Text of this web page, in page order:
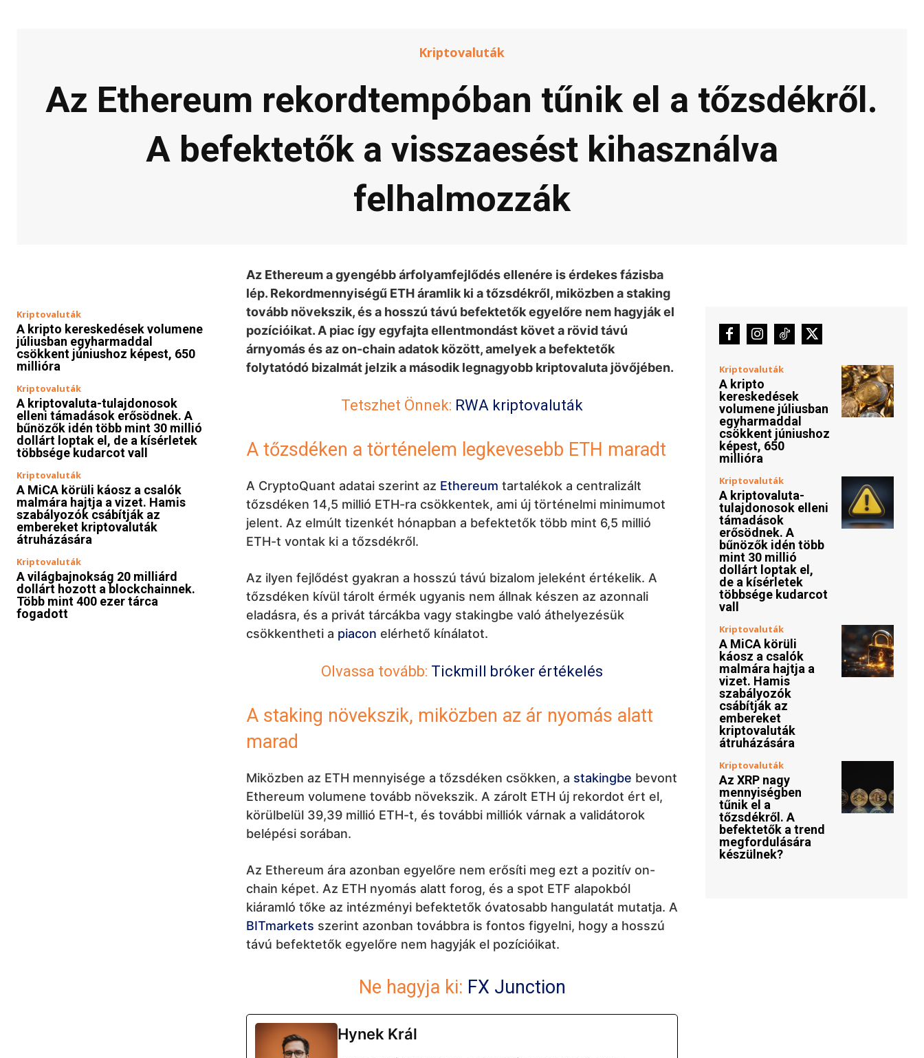
Kriptovaluták
Az Ethereum rekordtempóban tűnik el a tőzsdékről.
A befektetők a visszaesést kihasználva
felhalmozzák
Kriptovaluták
A kripto kereskedések volumene
júliusban egyharmaddal
csökkent júniushoz képest, 650
millióra
Kriptovaluták
A kriptovaluta-tulajdonosok
elleni támadások erősödnek. A
bűnözők idén több mint 30 millió
dollárt loptak el, de a kísérletek
többsége kudarcot vall
Kriptovaluták
A MiCA körüli káosz a csalók
malmára hajtja a vizet. Hamis
szabályozók csábítják az
embereket kriptovaluták
átruházására
Kriptovaluták
A világbajnokság 20 milliárd
dollárt hozott a blockchainnek.
Több mint 400 ezer tárca
fogadott
Az Ethereum a gyengébb árfolyamfejlődés ellenére is érdekes fázisba
lép. Rekordmennyiségű ETH áramlik ki a tőzsdékről, miközben a staking
tovább növekszik, és a hosszú távú befektetők egyelőre nem hagyják el
pozícióikat. A piac így egyfajta ellentmondást követ a rövid távú
árnyomás és az on-chain adatok között, amelyek a befektetők
folytatódó bizalmát jelzik a második legnagyobb kriptovaluta jövőjében.
Tetszhet Önnek: RWA kriptovaluták
A tőzsdéken a történelem legkevesebb ETH maradt
A CryptoQuant adatai szerint az Ethereum tartalékok a centralizált
tőzsdéken 14,5 millió ETH-ra csökkentek, ami új történelmi minimumot
jelent. Az elmúlt tizenkét hónapban a befektetők több mint 6,5 millió
ETH-t vontak ki a tőzsdékről.
Az ilyen fejlődést gyakran a hosszú távú bizalom jeleként értékelik. A
tőzsdéken kívül tárolt érmék ugyanis nem állnak készen az azonnali
eladásra, és a privát tárcákba vagy stakingbe való áthelyezésük
csökkentheti a piacon elérhető kínálatot.
Olvassa tovább: Tickmill bróker értékelés
A staking növekszik, miközben az ár nyomás alatt
marad
Miközben az ETH mennyisége a tőzsdéken csökken, a stakingbe bevont
Ethereum volumene tovább növekszik. A zárolt ETH új rekordot ért el,
körülbelül 39,39 millió ETH-t, és további milliók várnak a validátorok
belépési sorában.
Az Ethereum ára azonban egyelőre nem erősíti meg ezt a pozitív on-
chain képet. Az ETH nyomás alatt forog, és a spot ETF alapokból
kiáramló tőke az intézményi befektetők óvatosabb hangulatát mutatja. A
BITmarkets szerint azonban továbbra is fontos figyelni, hogy a hosszú
távú befektetők egyelőre nem hagyják el pozícióikat.
Ne hagyja ki: FX Junction
Hynek Král
Kriptovaluták
A kripto
kereskedések
volumene júliusban
egyharmaddal
csökkent júniushoz
képest, 650
millióra
Kriptovaluták
A kriptovaluta-
tulajdonosok elleni
támadások
erősödnek. A
bűnözők idén több
mint 30 millió
dollárt loptak el,
de a kísérletek
többsége kudarcot
vall
Kriptovaluták
A MiCA körüli
káosz a csalók
malmára hajtja a
vizet. Hamis
szabályozók
csábítják az
embereket
kriptovaluták
átruházására
Kriptovaluták
Az XRP nagy
mennyiségben
tűnik el a
tőzsdékről. A
befektetők a trend
megfordulására
készülnek?